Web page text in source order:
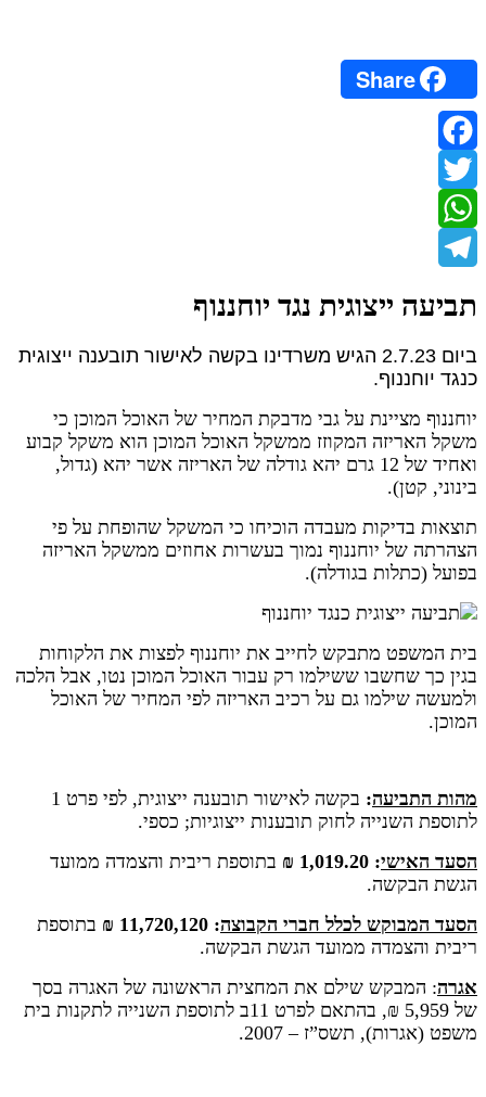
Share
Facebook
Twitter
WhatsApp
תביעה ייצוגית נגד יוחננוף
ביום 2.7.23 הגיש משרדינו בקשה לאישור תובענה ייצוגית
כנגד יוחננוף.
יוחננוף מציינת על גבי מדבקת המחיר של האוכל המוכן כי
משקל האריזה המקוזז ממשקל האוכל המוכן הוא משקל קבוע
ואחיד של 12 גרם יהא גודלה של האריזה אשר יהא (גדול,
בינוני, קטן).
תוצאות בדיקות מעבדה הוכיחו כי המשקל שהופחת על פי
הצהרתה של יוחננוף נמוך בעשרות אחוזים ממשקל האריזה
בפועל (כתלות בגודלה).
בית המשפט מתבקש לחייב את יוחננוף לפצות את הלקוחות
בגין כך שחשבו ששילמו רק עבור האוכל המוכן נטו, אבל הלכה
ולמעשה שילמו גם על רכיב האריזה לפי המחיר של האוכל
המוכן.
מהות התביעה:
בקשה לאישור תובענה ייצוגית, לפי פרט 1
לתוספת השנייה לחוק תובענות ייצוגיות; כספי.
הסעד האישי: 1,019.20 ₪
בתוספת ריבית והצמדה ממועד
הגשת הבקשה.
הסעד המבוקש לכלל חברי הקבוצה: 11,720,120 ₪
בתוספת
ריבית והצמדה ממועד הגשת הבקשה.
אגרה: המבקש שילם את המחצית הראשונה של האגרה בסך
של 5,959 ₪, בהתאם לפרט 11ב לתוספת השנייה לתקנות בית
משפט (אגרות), תשס”ז – 2007.